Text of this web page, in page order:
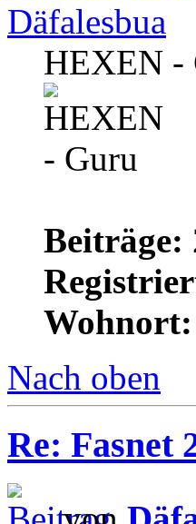
Däfalesbua
HEXEN -
Beiträge:
Wohnort:
Nach oben
Re: Fasnet